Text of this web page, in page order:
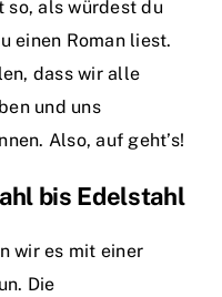
so, als würdest du
einen Roman liest.
dass wir alle
und uns
Also, auf geht’s!
bis Edelstahl
wir es mit einer
Die